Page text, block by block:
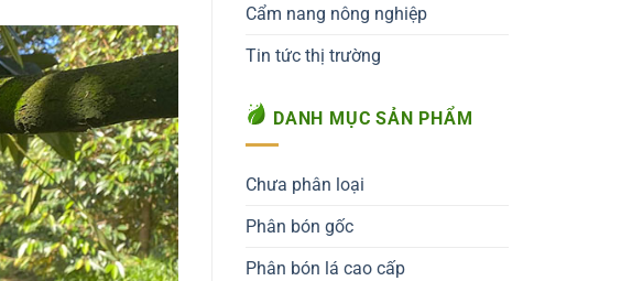
Cẩm nang nông nghiệp
Tin tức thị trường
DANH MỤC SẢN PHẨM
Chưa phân loại
Phân bón gốc
Phân bón lá cao cấp